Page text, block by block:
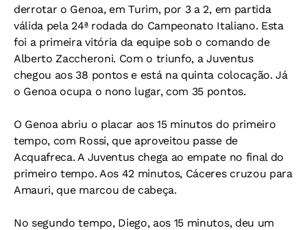
derrotar o Genoa, em Turim, por 3 a 2, em partida
válida pela 24ª rodada do Campeonato Italiano. Esta
foi a primeira vitória da equipe sob o comando de
Alberto Zaccheroni. Com o triunfo, a Juventus
chegou aos 38 pontos e está na quinta colocação. Já
o Genoa ocupa o nono lugar, com 35 pontos.
O Genoa abriu o placar aos 15 minutos do primeiro
tempo, com Rossi, que aproveitou passe de
Acquafreca. A Juventus chega ao empate no final do
primeiro tempo. Aos 42 minutos, Cáceres cruzou para
Amauri, que marcou de cabeça.
No segundo tempo, Diego, aos 15 minutos, deu um